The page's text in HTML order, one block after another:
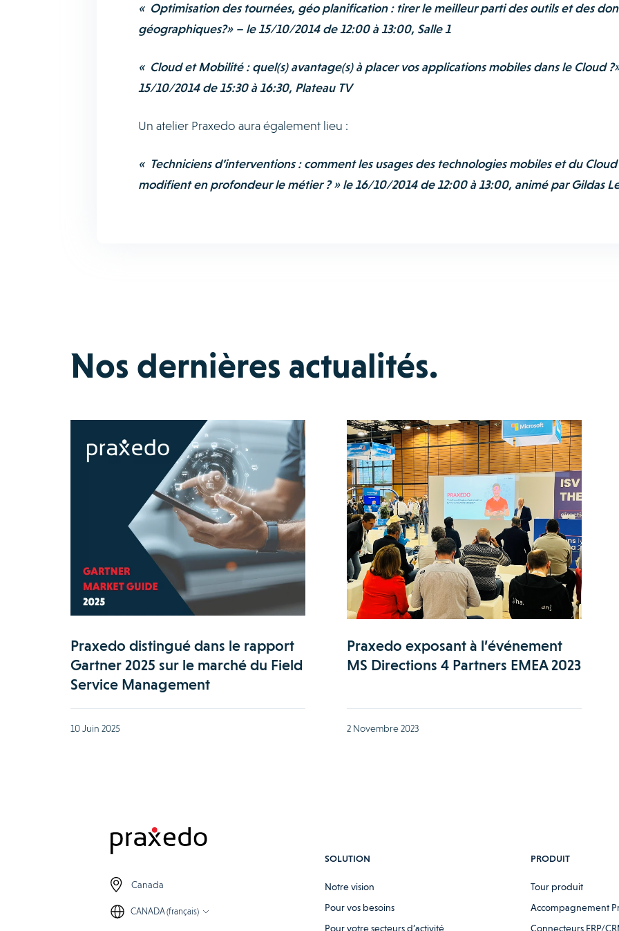
« Optimisation des tournées, géo planification : tirer le meilleur parti des outils et des
géographiques?» – le 15/10/2014 de 12:00 à 13:00, Salle 1
« Cloud et Mobilité : quel(s) avantage(s) à placer vos applications mobiles dans le Cloud
15/10/2014 de 15:30 à 16:30, Plateau TV
Un atelier Praxedo aura également lieu :
« Techniciens d’interventions : comment les usages des technologies mobiles et du Cloud
modifient en profondeur le métier ? » le 16/10/2014 de 12:00 à 13:00, animé par Gildas
Nos dernières actualités.
Praxedo distingué dans le rapport
Gartner 2025 sur le marché du Field
Service Management
10 Juin 2025
Praxedo exposant à l’événement
MS Directions 4 Partners EMEA 2023
2 Novembre 2023
Canada
CANADA (français)
SOLUTION
Notre vision
Pour vos besoins
Pour votre secteurs d’activité
PRODUIT
Tour produit
Accompagnement
Connecteurs ERP/